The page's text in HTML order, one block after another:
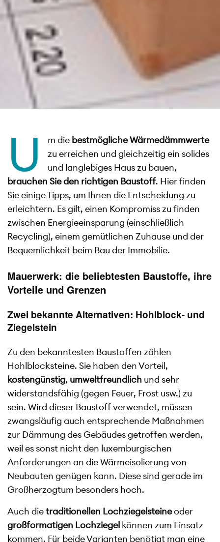
U m die bestmöglicheWärmedämmwerte
zu erreichen und gleichzeitig ein solides
und langlebiges Haus zu bauen,
brauchen Sie den richtigen Baustoff. Hier finden
Sie einige Tipps, um Ihnen die Entscheidung zu
erleichtern. Es gilt, einen Kompromiss zu finden
zwischen Energieeinsparung (einschließlich
Recycling), einem gemütlichen Zuhause und der
Bequemlichkeit beim Bau der Immobilie.
Mauerwerk: die beliebtesten Baustoffe, ihre
Vorteile und Grenzen
Zwei bekannte Alternativen: Hohlblock- und
Ziegelstein
Zu den bekanntesten Baustoffen zählen
Hohlblocksteine. Sie haben den Vorteil,
kostengünstig, umweltfreundlich und sehr
widerstandsfähig (gegen Feuer, Frost usw.) zu
sein. Wird dieser Baustoff verwendet, müssen
zwangsläufig auch entsprechende Maßnahmen
zur Dämmung des Gebäudes getroffen werden,
weil es sonst nicht den luxemburgischen
Anforderungen an die Wärmeisolierung von
Neubauten genügen kann. Diese sind gerade im
Großherzogtum besonders hoch.
Auch dietraditionellen Lochziegelsteineoder
großformatigen Lochziegel können zum Einsatz
kommen. Für beide Varianten benötigt man eine